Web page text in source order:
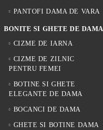
PANTOFI DAMA DE VARA
BONITE SI GHETE DE DAMA
CIZME DE IARNA
CIZME DE ZILNIC
PENTRU FEMEI
BOTINE SI GHETE
ELEGANTE DE DAMA
BOCANCI DE DAMA
GHETE SI BOTINE DAMA